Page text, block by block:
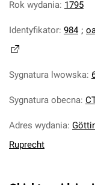
Rok wydania: 1795
Identyfikator: 984 ;
Sygnatura lwowska:
Sygnatura obecna:
Adres wydania:
Ruprecht